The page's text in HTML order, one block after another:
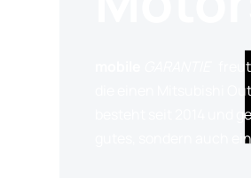
die einen Mitsubishi
besteht seit 2014 und
gutes, sondern auch